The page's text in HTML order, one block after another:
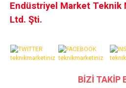
Endüstriyel Market Teknik
Ltd. Şti.
BİZİ TAKİP